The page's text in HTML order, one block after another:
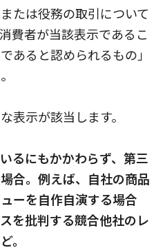
たは役務の取引について
費者が当該表示であるこ
あると認められるもの」
表示が該当します。
るにもかかわらず、第三
合。例えば、自社の商品
ーを自作自演する場合
を批判する競合他社のレ
。